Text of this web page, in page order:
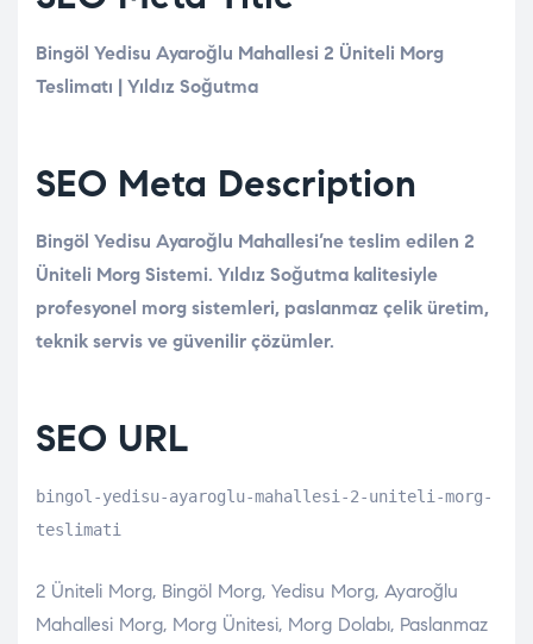
Bingöl Yedisu Ayaroğlu Mahallesi 2 Üniteli Morg
Teslimatı | Yıldız Soğutma
SEO Meta Description
Bingöl Yedisu Ayaroğlu Mahallesi’ne teslim edilen 2
Üniteli Morg Sistemi. Yıldız Soğutma kalitesiyle
profesyonel morg sistemleri, paslanmaz çelik üretim,
teknik servis ve güvenilir çözümler.
SEO URL
bingol-yedisu-ayaroglu-mahallesi-2-uniteli-morg-
teslimati
2 Üniteli Morg, Bingöl Morg, Yedisu Morg, Ayaroğlu
Mahallesi Morg, Morg Ünitesi, Morg Dolabı, Paslanmaz